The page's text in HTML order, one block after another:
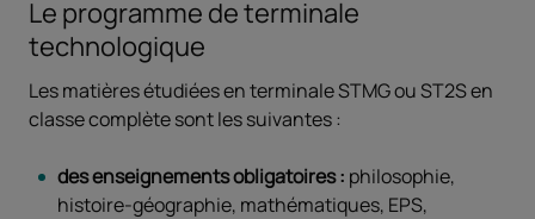
Le programme de terminale
technologique
Les matières étudiées en terminale STMG ou ST2S en
classe complète sont les suivantes :
des enseignements obligatoires : philosophie,
histoire-géographie, mathématiques, EPS,